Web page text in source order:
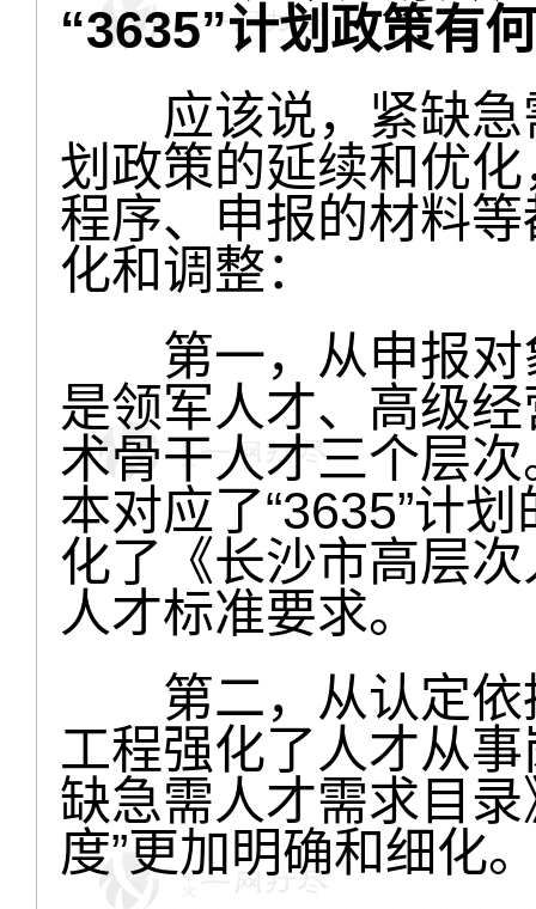
“3635”计划政策有
应该说，紧缺急
划政策的延续和优
程序、申报的材料
化和调整：
第一，从申报对
是领军人才、高级
术骨干人才三个层
本对应了“3635”计
化了《长沙市高层
人才标准要求。
第二，从认定依
工程强化了人才从
缺急需人才需求目
度”更加明确和细化